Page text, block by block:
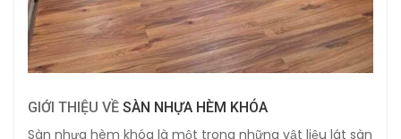
GIỚI THIỆU VỀ SÀN NHỰA HÈM KHÓA
Sàn nhựa hèm khóa là một trong những vật liệu lát sàn